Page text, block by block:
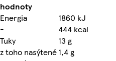
hodnoty
Energia
1860 kJ
-
444 kcal
Tuky
13 g
z toho nasýtené1,4 g